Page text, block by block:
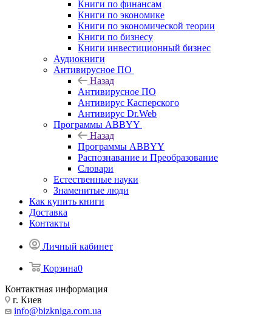
Книги по финансам
Книги по экономике
Книги по экономической теории
Книги по бизнесу
Книги инвестиционный бизнес
Аудиокниги
Антивирусное ПО
Назад
Антивирусное ПО
Антивирус Касперского
Антивирус Dr.Web
Программы ABBYY
Назад
Программы ABBYY
Распознавание и Преобразование
Словари
Естественные науки
Знаменитые люди
Как купить книги
Доставка
Контакты
Личный кабинет
Корзина0
Контактная информация
г. Киев
info@bizkniga.com.ua